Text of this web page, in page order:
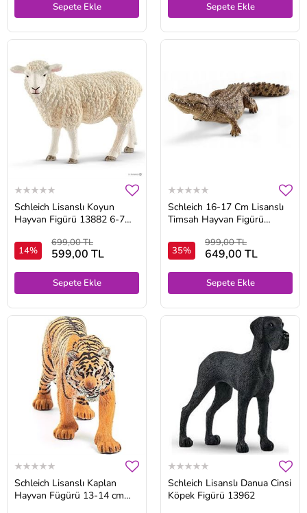
Sepete Ekle Sepete Ekle
Schleich Lisanslı Koyun
Hayvan Figürü 13882 6-7
14%
699,00 TL
599,00 TL
Sepete Ekle
Schleich 16-17 Cm Lisanslı
Timsah Hayvan Figürü
35%
999,00 TL
649,00 TL
Sepete Ekle
Schleich Lisanslı Kaplan
Hayvan Fügürü 13-14 cm
Schleich Lisanslı Danua Cinsi
Köpek Figürü 13962